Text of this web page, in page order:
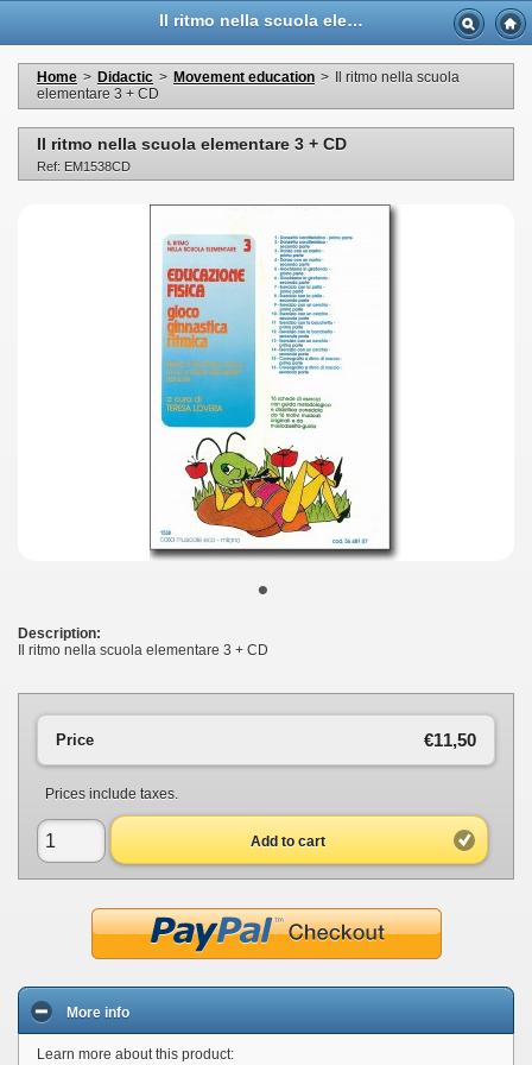
Il ritmo nella scuola elementare 3 + CD - Casa Musicale Eco
Home > Didactic > Movement education >
Il ritmo nella scuola
elementare 3 + CD
Il ritmo nella scuola elementare 3 + CD
Ref: EM1538CD
•
Description:
Il ritmo nella scuola elementare 3 + CD
€11,50
Price
Prices include taxes.
Add to cart
More info
Learn more about this product: